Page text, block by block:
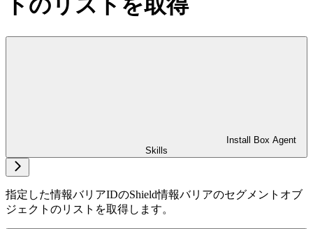
Install Box Agent
Skills
指定した情報バリアIDのShield情報バリアのセグメントオブ
ジェクトのリストを取得します。